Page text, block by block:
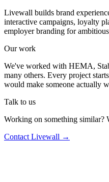
Livewall builds brand
interactive campaigns, loyalty
employer branding for
Our work
We've worked with HEMA,
many others. Every project
would make someone actually
Talk to us
Working on something similar?
Contact Livewall →